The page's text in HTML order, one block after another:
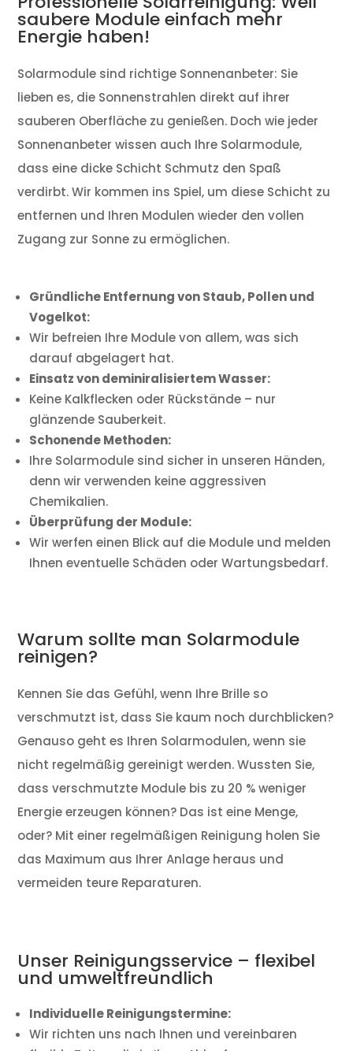
saubere Module einfach mehr
Energie haben!
Solarmodule sind richtige Sonnenanbeter: Sie
lieben es, die Sonnenstrahlen direkt auf ihrer
sauberen Oberfläche zu genießen. Doch wie jeder
Sonnenanbeter wissen auch Ihre Solarmodule,
dass eine dicke Schicht Schmutz den Spaß
verdirbt. Wir kommen ins Spiel, um diese Schicht zu
entfernen und Ihren Modulen wieder den vollen
Zugang zur Sonne zu ermöglichen.
Gründliche Entfernung von Staub, Pollen und
Vogelkot:
Wir befreien Ihre Module von allem, was sich
darauf abgelagert hat.
Einsatz von deminiralisiertem Wasser:
Keine Kalkflecken oder Rückstände – nur
glänzende Sauberkeit.
Schonende Methoden:
Ihre Solarmodule sind sicher in unseren Händen,
denn wir verwenden keine aggressiven
Chemikalien.
Überprüfung der Module:
Wir werfen einen Blick auf die Module und melden
Ihnen eventuelle Schäden oder Wartungsbedarf.
Warum sollte man Solarmodule
reinigen?
Kennen Sie das Gefühl, wenn Ihre Brille so
verschmutzt ist, dass Sie kaum noch durchblicken?
Genauso geht es Ihren Solarmodulen, wenn sie
nicht regelmäßig gereinigt werden. Wussten Sie,
dass verschmutzte Module bis zu 20 % weniger
Energie erzeugen können? Das ist eine Menge,
oder? Mit einer regelmäßigen Reinigung holen Sie
das Maximum aus Ihrer Anlage heraus und
vermeiden teure Reparaturen.
Unser Reinigungsservice – flexibel
und umweltfreundlich
Individuelle Reinigungstermine:
Wir richten uns nach Ihnen und vereinbaren